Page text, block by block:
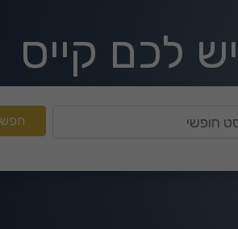
לכם קייס
חפש